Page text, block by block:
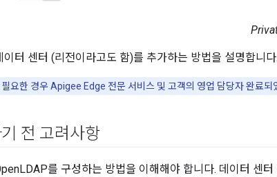
터 센터 (리전이라고도 함)를 추가하는 방법을 설명합니
요한 경우 Apigee Edge 전문 서비스 및 고객의 영업 담당자 완료되
전 고려사항
를 구성하는 방법을 이해해야 합니다. 데이터 센